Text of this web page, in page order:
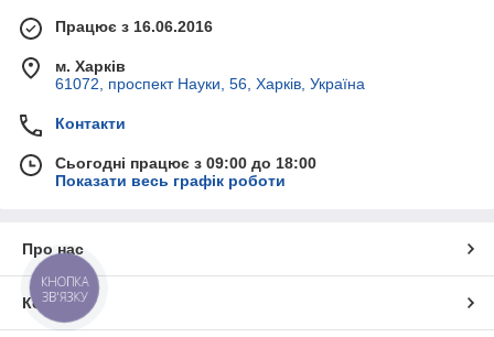
Працює з 16.06.2016
м. Харків
61072, проспект Науки, 56, Харків, Україна
Контакти
Сьогодні працює з 09:00 до 18:00
Показати весь графік роботи
Про нас
Контакти
КНОПКА
ЗВ'ЯЗКУ